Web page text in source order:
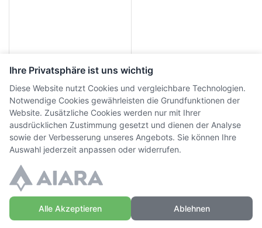
Übungssilhouette Hase
CHF56.00
© Copyright WaffenZimmi | Powered bySidora AG
Ihre Privatsphäre ist uns wichtig
Diese Website nutzt Cookies und vergleichbare Technologien.
Notwendige Cookies gewährleisten die Grundfunktionen der
Website. Zusätzliche Cookies werden nur mit Ihrer
ausdrücklichen Zustimmung gesetzt und dienen der Analyse
sowie der Verbesserung unseres Angebots. Sie können Ihre
Auswahl jederzeit anpassen oder widerrufen.
Alle Akzeptieren Ablehnen